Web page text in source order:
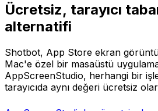
Ücretsiz, tarayıcı
alternatifi
Shotbot, App Store ekran
Mac'e özel bir masaüstü
AppScreenStudio, herhangi bir
tarayıcıda aynı değeri ücretsiz